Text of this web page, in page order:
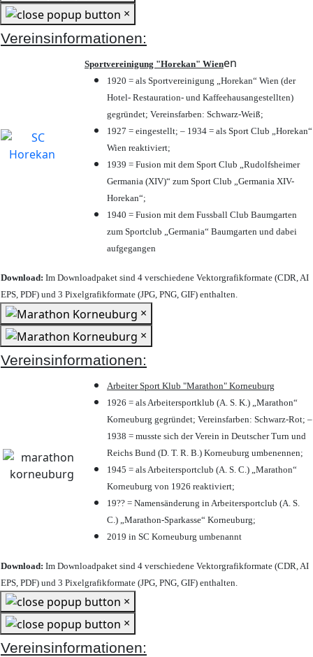
×
Vereinsinformationen:
Sportvereinigung "Horekan" Wienen
1920 = als Sportvereinigung „Horekan“ Wien (der
Hotel- Restauration- und Kaffeehausangestellten)
gegründet; Vereinsfarben: Schwarz-Weiß;
1927 = eingestellt; – 1934 = als Sport Club „Horekan“
Wien reaktiviert;
1939 = Fusion mit dem Sport Club „Rudolfsheimer
Germania (XIV)“ zum Sport Club „Germania XIV-
Horekan“;
1940 = Fusion mit dem Fussball Club Baumgarten
zum Sportclub „Germania“ Baumgarten und dabei
aufgegangen
Download: Im Downloadpaket sind 4 verschiedene Vektorgrafikformate (CDR, AI
EPS, PDF) und 3 Pixelgrafikformate (JPG, PNG, GIF) enthalten.
×
×
Vereinsinformationen:
Arbeiter Sport Klub "Marathon" Korneuburg
1926 = als Arbeitersportklub (A. S. K.) „Marathon“
Korneuburg gegründet; Vereinsfarben: Schwarz-Rot; –
1938 = musste sich der Verein in Deutscher Turn und
Reichs Bund (D. T. R. B.) Korneuburg umbenennen;
1945 = als Arbeitersportclub (A. S. C.) „Marathon“
Korneuburg von 1926 reaktiviert;
19?? = Namensänderung in Arbeitersportclub (A. S.
C.) „Marathon-Sparkasse“ Korneuburg;
2019 in SC Korneuburg umbenannt
Download: Im Downloadpaket sind 4 verschiedene Vektorgrafikformate (CDR, AI
EPS, PDF) und 3 Pixelgrafikformate (JPG, PNG, GIF) enthalten.
×
×
Vereinsinformationen: